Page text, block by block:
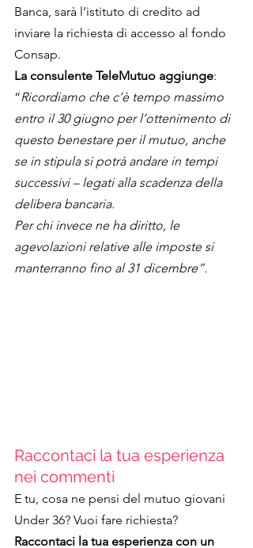
Banca, sarà l’istituto di credito ad
inviare la richiesta di accesso al fondo
Consap.
La consulente TeleMutuo aggiunge:
“Ricordiamo che c’è tempo massimo
entro il 30 giugno per l’ottenimento di
questo benestare per il mutuo, anche
se in stipula si potrà andare in tempi
successivi – legati alla scadenza della
delibera bancaria.
Per chi invece ne ha diritto, le
agevolazioni relative alle imposte si
manterranno fino al 31 dicembre”.
Raccontaci la tua esperienza
nei commenti
E tu, cosa ne pensi del mutuo giovani
Under 36? Vuoi fare richiesta?
Raccontaci la tua esperienza con un